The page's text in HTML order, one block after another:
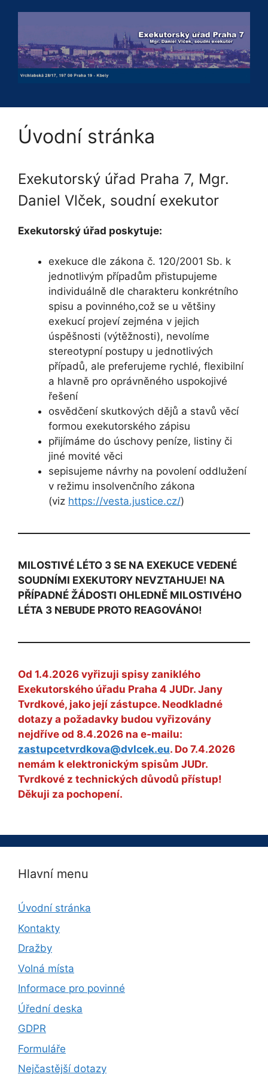
Úvodní stránka
Exekutorský úřad Praha 7, Mgr.
Daniel Vlček, soudní exekutor
Exekutorský úřad poskytuje:
exekuce dle zákona č. 120/2001 Sb. k
jednotlivým případům přistupujeme
individuálně dle charakteru konkrétního
spisu a povinného,což se u většiny
exekucí projeví zejména v jejich
úspěšnosti (výtěžnosti), nevolíme
stereotypní postupy u jednotlivých
případů, ale preferujeme rychlé, flexibilní
a hlavně pro oprávněného uspokojivé
řešení
osvědčení skutkových dějů a stavů věcí
formou exekutorského zápisu
přijímáme do úschovy peníze, listiny či
jiné movité věci
sepisujeme návrhy na povolení oddlužení
v režimu insolvenčního zákona
(viz https://vesta.justice.cz/)
MILOSTIVÉ LÉTO 3 SE NA EXEKUCE VEDENÉ
SOUDNÍMI EXEKUTORY NEVZTAHUJE! NA
PŘÍPADNÉ ŽÁDOSTI OHLEDNĚ MILOSTIVÉHO
LÉTA 3 NEBUDE PROTO REAGOVÁNO!
Od 1.4.2026 vyřizuji spisy zaniklého
Exekutorského úřadu Praha 4 JUDr. Jany
Tvrdkové, jako její zástupce. Neodkladné
dotazy a požadavky budou vyřizovány
nejdříve od 8.4.2026 na e-mailu:
zastupcetvrdkova@dvlcek.eu. Do 7.4.2026
nemám k elektronickým spisům JUDr.
Tvrdkové z technických důvodů přístup!
Děkuji za pochopení.
Hlavní menu
Úvodní stránka
Kontakty
Dražby
Volná místa
Informace pro povinné
Úřední deska
GDPR
Formuláře
Nejčastější dotazy